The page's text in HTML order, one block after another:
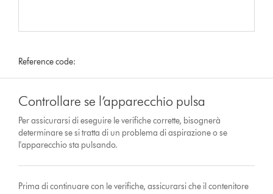
Reference code:
Controllare se l’apparecchio pulsa
Per assicurarsi di eseguire le verifiche corrette, bisognerà
determinare se si tratta di un problema di aspirazione o se
l'apparecchio sta pulsando.
Prima di continuare con le verifiche, assicurarsi che il contenitore